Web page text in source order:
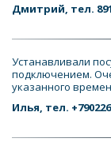
Дмитрий, тел.
Устанавливали
подключением.
указанного
Илья, тел.